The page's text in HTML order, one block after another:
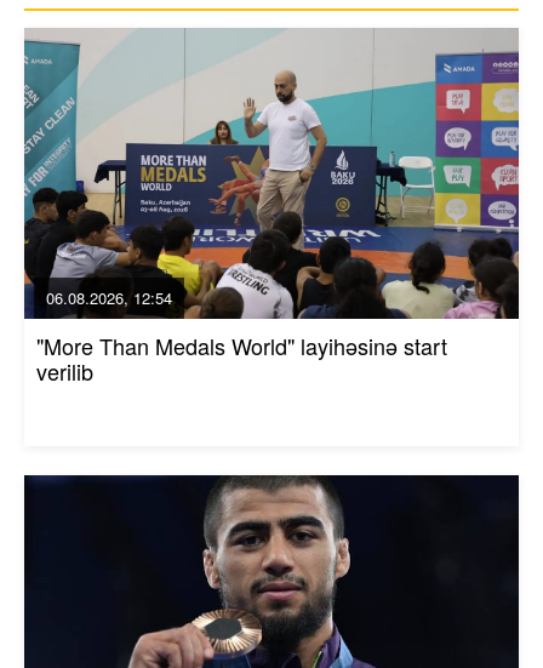
06.08.2026, 12:54
"More Than Medals World" layihəsinə start
verilib